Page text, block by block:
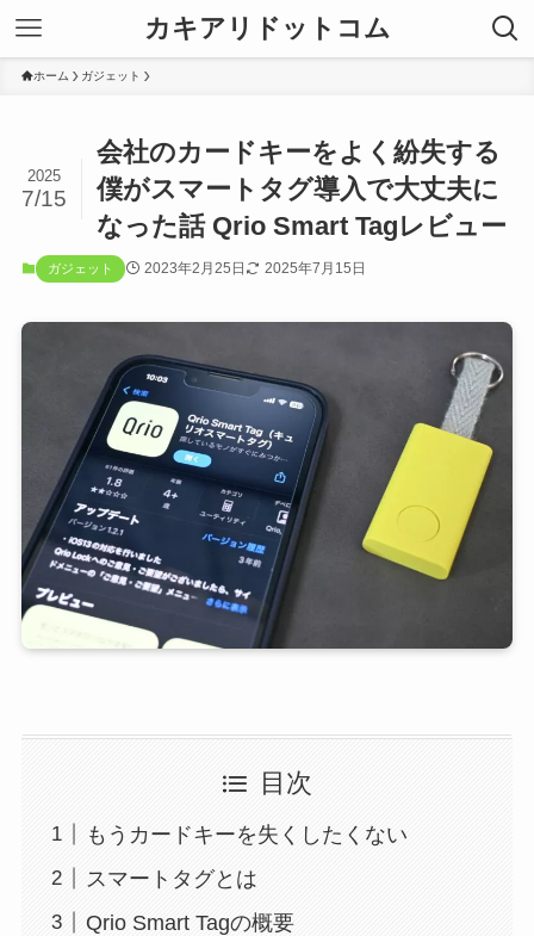
カキアリドットコム
ホーム ガジェット
会社のカードキーをよく紛失する
僕がスマートタグ導入で大丈夫に
なった話 Qrio Smart Tagレビュー
2025
7/15
ガジェット 2023年2月25日 2025年7月15日
目次
もうカードキーを失くしたくない
スマートタグとは
Qrio Smart Tagの概要